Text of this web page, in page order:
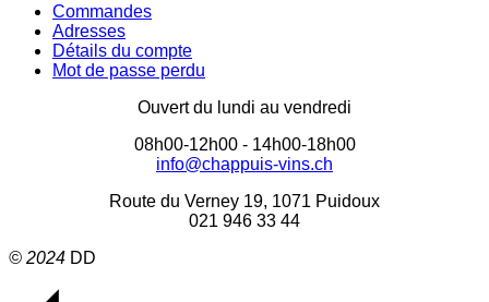
Commandes
Adresses
Détails du compte
Mot de passe perdu
Ouvert du lundi au vendredi
08h00-12h00 - 14h00-18h00
info@chappuis-vins.ch
Route du Verney 19, 1071 Puidoux
021 946 33 44
© 2024 DD